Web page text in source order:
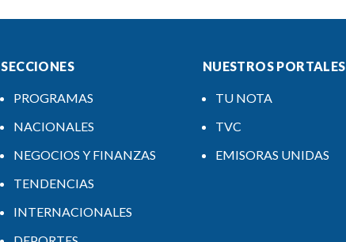
SECCIONES
PROGRAMAS
NACIONALES
NEGOCIOS Y FINANZAS
TENDENCIAS
INTERNACIONALES
NUESTROS PORTALES
TU NOTA
TVC
EMISORAS UNIDAS